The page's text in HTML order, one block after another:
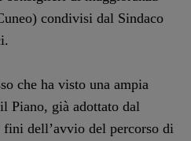
condivisi dal Sindaco
che ha visto una ampia
Piano, già adottato dal
dell’avvio del percorso di